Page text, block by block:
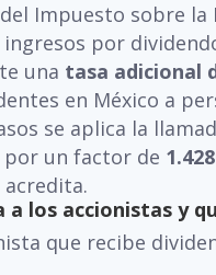
Impuesto sobre
por
una tasa adicional
en México a
se aplica la
un factor de
acredita.
a los accionistas y
que recibe